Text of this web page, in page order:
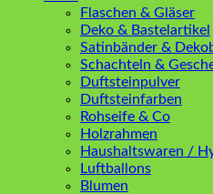
Flaschen & Gläser
Deko & Bastelartikel
Satinbänder &
Schachteln &
Duftsteinpulver
Duftsteinfarben
Rohseife & Co
Holzrahmen
Haushaltswaren /
Luftballons
Blumen